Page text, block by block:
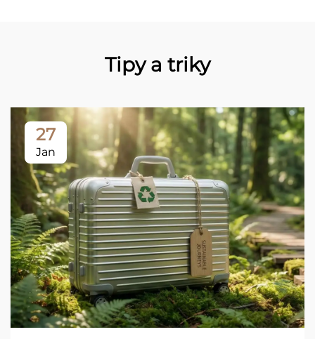
Tipy a triky
27
Jan